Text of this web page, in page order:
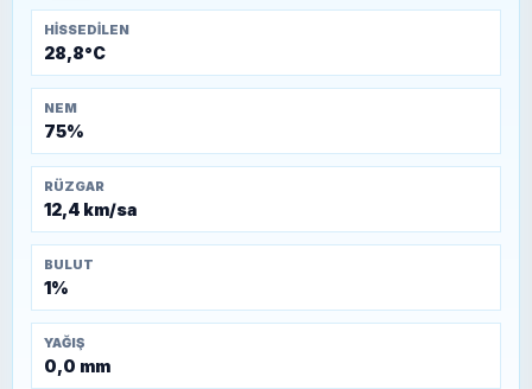
HISSEDILEN
28,8°C
NEM
75%
RÜZGAR
12,4 km/sa
BULUT
1%
YAĞIŞ
0,0 mm